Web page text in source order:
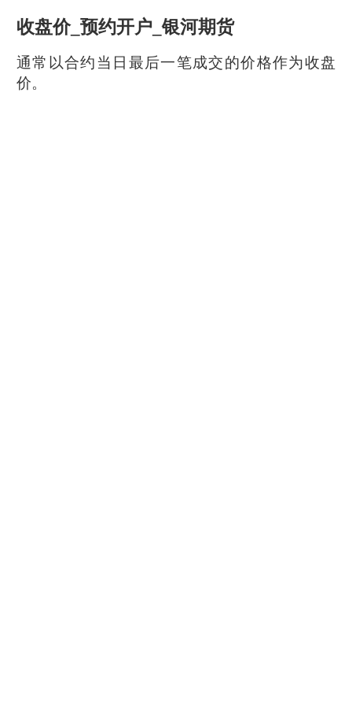
收盘价_预约开户_银河期货
通常以合约当日最后一笔成交的价格作为收盘
价。